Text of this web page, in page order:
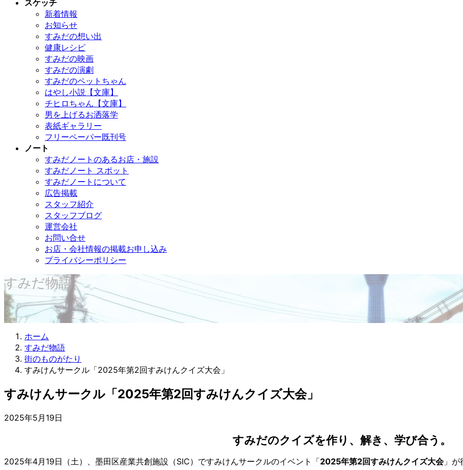
スケッチ
新着情報
お知らせ
すみだの想い出
健康レシピ
すみだの映画
すみだの演劇
すみだのペットちゃん
はやし小説【文庫】
チヒロちゃん【文庫】
男を上げるお洒落学
表紙ギャラリー
フリーペーパー既刊号
ノート
すみだノートのあるお店・施設
すみだノート スポット
すみだノートについて
広告掲載
スタッフ紹介
スタッフブログ
運営会社
お問い合せ
お店・会社情報の掲載お申し込み
プライバシーポリシー
すみだ物語
ホーム
すみだ物語
街のものがたり
すみけんサークル「2025年第2回すみけんクイズ大会」
すみけんサークル「2025年第2回すみけんクイズ大会」
2025年5月19日
すみだのクイズを作り、解き、学び合う。
2025年4月19日（土）、墨田区産業共創施設（SIC）ですみけんサークルのイベント「2025年第2回すみけんクイズ大会」が